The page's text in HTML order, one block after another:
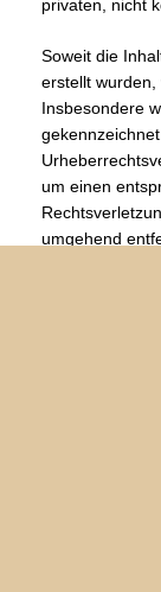
privaten, nicht
Soweit die
erstellt
Insbesondere
um einen
umgehend